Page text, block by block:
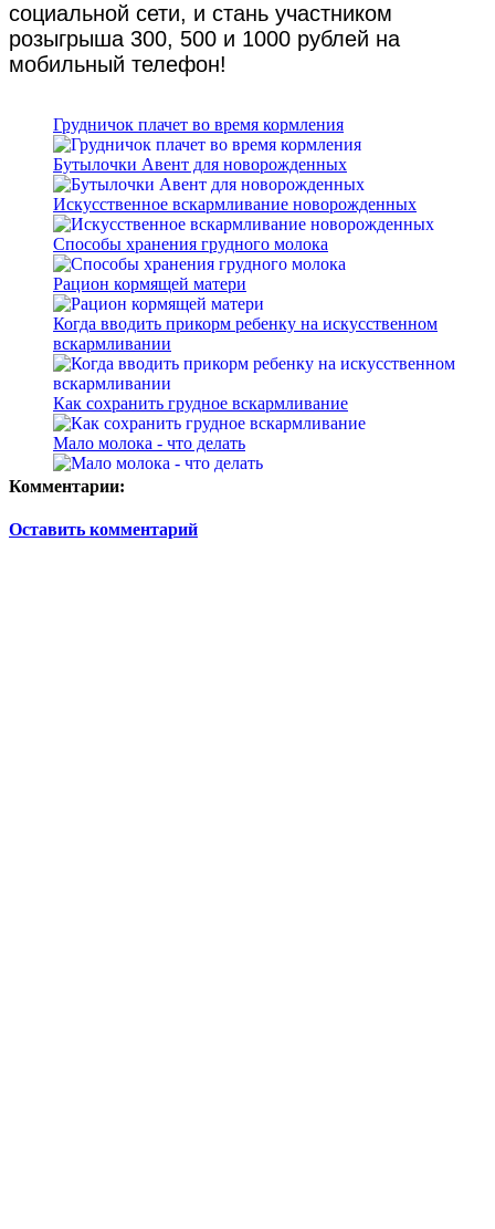
социальной сети, и стань участником
розыгрыша 300, 500 и 1000 рублей на
мобильный телефон!
Грудничок плачет во время кормления
Бутылочки Авент для новорожденных
Искусственное вскармливание новорожденных
Способы хранения грудного молока
Рацион кормящей матери
Когда вводить прикорм ребенку на искусственном
вскармливании
Как сохранить грудное вскармливание
Мало молока - что делать
Комментарии:
Оставить комментарий